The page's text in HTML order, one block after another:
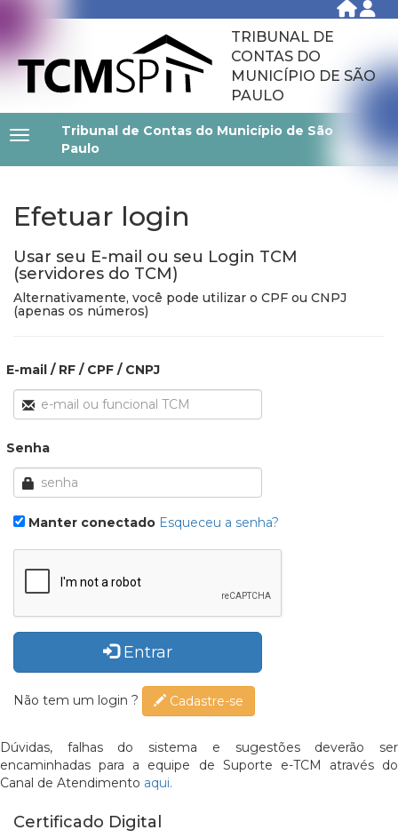
TRIBUNAL DE
CONTAS DO
MUNICÍPIO DE SÃO
PAULO
Tribunal de Contas do Município de São
Paulo
Efetuar login
Usar seu E-mail ou seu Login TCM
(servidores do TCM)
Alternativamente, você pode utilizar o CPF ou CNPJ
(apenas os números)
E-mail / RF / CPF / CNPJ
Senha
Manter conectado Esqueceu a senha?
Entrar
Não tem um login ? Cadastre-se
Dúvidas, falhas do sistema e sugestões deverão ser
encaminhadas para a equipe de Suporte e-TCM através do
Canal de Atendimento aqui.
Certificado Digital